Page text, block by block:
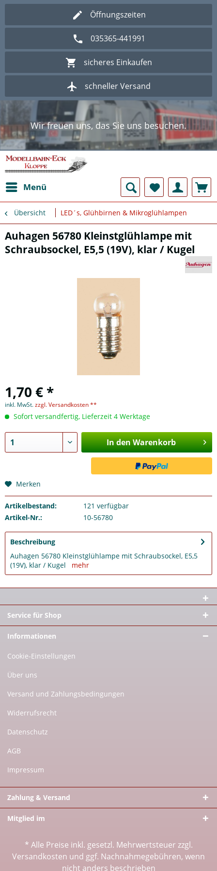
Öffnungszeiten
035365-441991
sicheres Einkaufen
schneller Versand
Wir freuen uns, das Sie uns besuchen.
Herzlich Willkommen im Onlineshop
Modellbahn - Eck Kloppe.
Wir freuen uns, das Sie uns besuchen.
Herzlich Willkommen im Onlineshop
Modellbahn - Eck Kloppe.
Menü
Übersicht LED´s, Glühbirnen & Mikroglühlampen
Auhagen 56780 Kleinstglühlampe mit
Schraubsockel, E5,5 (19V), klar / Kugel
1,70 € *
inkl. MwSt.zzgl. Versandkosten **
Sofort versandfertig, Lieferzeit 4 Werktage
In den Warenkorb
Merken
Artikelbestand: 121 verfügbar
Artikel-Nr.:
10-56780
Beschreibung
Auhagen 56780 Kleinstglühlampe mit Schraubsockel, E5,5
(19V), klar / Kugel mehr
Service für Shop
Informationen
Cookie-Einstellungen
Über uns
Versand und Zahlungsbedingungen
Widerrufsrecht
Datenschutz
AGB
Impressum
Zahlung & Versand
Mitglied im
* Alle Preise inkl. gesetzl. Mehrwertsteuer zzgl.
Versandkosten und ggf. Nachnahmegebühren, wenn
nicht anders beschrieben